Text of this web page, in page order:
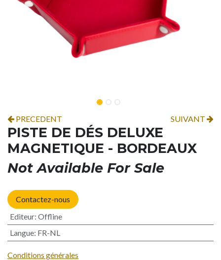
PRECEDENT SUIVANT
PISTE DE DÉS DELUXE
MAGNETIQUE - BORDEAUX
Not Available For Sale
Contactez-nous
Editeur: Offline
Langue: FR-NL
Conditions générales